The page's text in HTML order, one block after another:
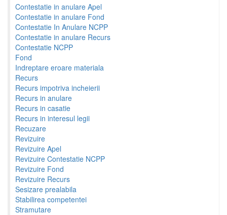
Contestatie in anulare Apel
Contestatie in anulare Fond
Contestatie In Anulare NCPP
Contestatie in anulare Recurs
Contestatie NCPP
Fond
Indreptare eroare materiala
Recurs
Recurs impotriva incheierii
Recurs in anulare
Recurs in casatie
Recurs in interesul legii
Recuzare
Revizuire
Revizuire Apel
Revizuire Contestatie NCPP
Revizuire Fond
Revizuire Recurs
Sesizare prealabila
Stabilirea competentei
Stramutare